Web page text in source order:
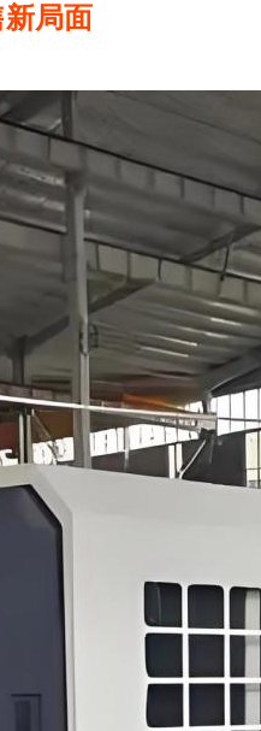
局面